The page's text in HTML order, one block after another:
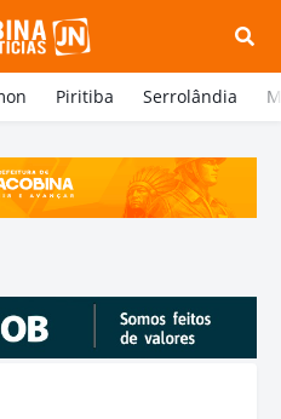
Piritiba Serrolândia